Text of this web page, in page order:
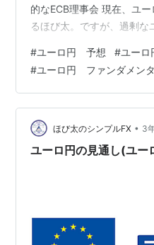
的なECB理事会 現在、ユ
るほび太。ですが、過剰な
ーロ円相場の見通しを、ほ
ユーロ円 ファンダメンタ
浮上 慎重姿勢が続く日銀
ECB ファンダメンタルズ
ル分析 ユーロ円 日足 ユー
足 はじ…
#ユーロ円 予想 #ユー
#ユーロ円 ファンダメン
ほび太のシンプルFX • 3
ユーロ円の見通し(ユー